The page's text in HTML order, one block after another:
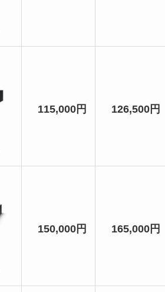
115,000円 126,500円
150,000円 165,000円